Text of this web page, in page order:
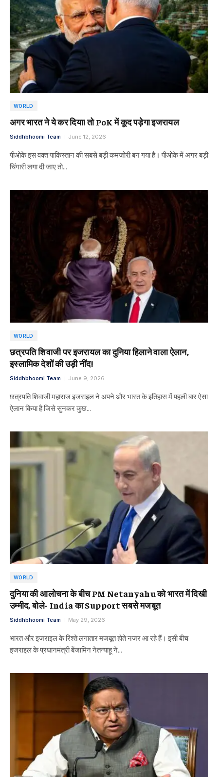
WORLD
अगर भारत ने ये कर दिया! तो PoK में कूद पड़ेगा इजरायल
Siddhbhoomi Team June 12, 2026
पीओके इस वक्त पाकिस्तान की सबसे बड़ी कमजोरी बन गया है। पीओके में अगर बड़ी
चिंगारी लगा दी जाए तो…
WORLD
छत्रपति शिवाजी पर इजरायल का दुनिया हिलाने वाला ऐलान,
इस्लामिक देशों की उड़ी नींद!
Siddhbhoomi Team June 9, 2026
छत्रपति शिवाजी महाराज इजराइल ने अपने और भारत के इतिहास में पहली बार ऐसा
ऐलान किया है जिसे सुनकर कुछ…
WORLD
दुनिया की आलोचना के बीच PM Netanyahu को भारत में दिखी
उम्मीद, बोले- India का Support सबसे मजबूत
Siddhbhoomi Team May 29, 2026
भारत और इजराइल के रिश्ते लगातार मजबूत होते नजर आ रहे हैं। इसी बीच
इजराइल के प्रधानमंत्री बेंजामिन नेतन्याहू ने…